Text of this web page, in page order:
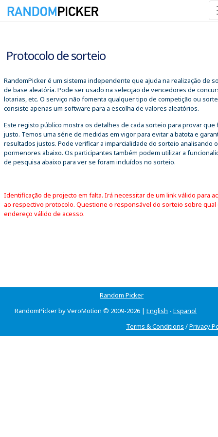
Protocolo de sorteio
RandomPicker é um sistema independente que ajuda na realização de
de base aleatória. Pode ser usado na selecção de vencedores de
lotarias, etc. O serviço não fomenta qualquer tipo de competição ou
consiste apenas um software para a escolha de valores aleatórios.
Este registo público mostra os detalhes de cada sorteio para provar que
justo. Temos uma série de medidas em vigor para evitar a batota e
resultados justos. Pode verificar a imparcialidade do sorteio analisando
pormenores abaixo. Os participantes também podem utilizar a
de pesquisa abaixo para ver se foram incluídos no sorteio.
Identificação de projecto em falta. Irá necessitar de um link válido para
ao respectivo protocolo. Questione o responsável do sorteio sobre qual
endereço válido de acesso.
Random Picker
RandomPicker by VeroMotion © 2009-2026 | English - Espanol
Terms & Conditions /Privacy